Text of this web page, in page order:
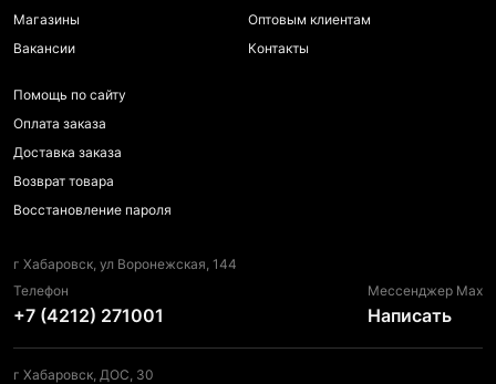
Магазины
Вакансии
Оптовым клиентам
Контакты
Помощь по сайту
Оплата заказа
Доставка заказа
Возврат товара
Восстановление пароля
г Хабаровск, ул Воронежская, 144
Телефон
+7 (4212) 271001
Мессенджер Max
Написать
г Хабаровск, ДОС, 30